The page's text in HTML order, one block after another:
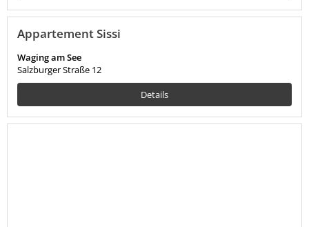
Appartement Sissi
Waging am See
Salzburger Straße 12
Details